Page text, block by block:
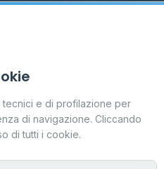
03859300364
quotidiano
e di profilazione per
di navigazione. Cliccando
di tutti i cookie.